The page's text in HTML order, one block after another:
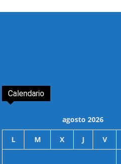
Calendario
agosto 2026
L M X J V